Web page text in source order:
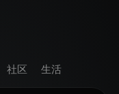
社区 生活